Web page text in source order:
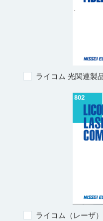
ライコム 光関連製
ライコム（レーザ